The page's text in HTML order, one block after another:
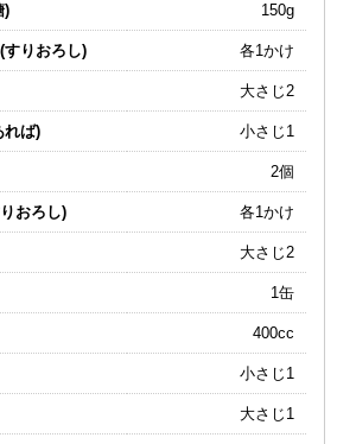
) 150g
すりおろし) 各1かけ
大さじ2
れば) 小さじ1
2個
おろし) 各1かけ
大さじ2
1缶
400cc
小さじ1
大さじ1